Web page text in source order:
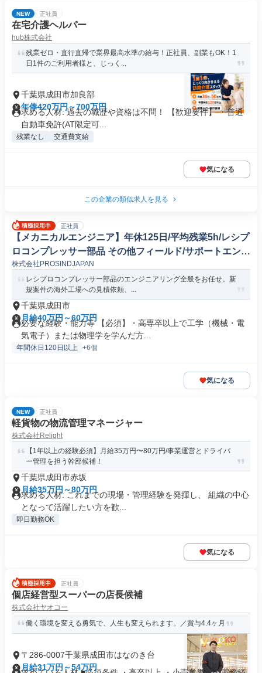
NEW 正社員
在宅介護ヘルパー
hub株式会社
残業ゼロ・直行直帰で業界最高水準の給与！正社員、副業もOK！1
日1件のご利用者様と、じっく...
千葉県成田市加良部
年俸420万円～700万円
求める人材: 過去の職歴や資格は不問！ 【歓迎要件】 ・普通
自動車免許(AT限定可...
残業なし 交通費支給
気になる
この企業の類似求人を見る
正社員
【メカニカルエンジニア】年休125日/平均残業5h/レシプ
ロコンプレッサー部品 その他フィールド/サポートエンジ
ニア(機械/電気/電子製品専門職)
株式会社PROSINDJAPAN
レシプロコンプレッサー部品のエンジニアリング全般をお任せ。新
規案件の海外工場への見積依頼、...
千葉県成田市
月給40万円～60万円
必要な経験・能力等 【必須】・高専卒以上で工学（機械・電
気電子）または物理学を学んだ方...
年間休日120日以上 +6個
気になる
NEW 正社員
軽貨物の物流管理マネージャー
株式会社Relight
【1年以上の経験必須】月給35万円〜80万円/事業運営とドライバ
ー管理を担う幹部候補！
千葉県成田市赤坂
月給35万円～80万円
求める人材: これまでの現場・管理経験を発揮し、 組織の中心
となって活躍したい方を歓...
即日勤務OK
気になる
正社員
個店経営型スーパーの店長候補
株式会社ヤオコー
働く環境を変える勇気で、人生も変えられます。／賞与4.4ヶ月
〒286-0007千葉県成田市はなのき台
月給31万円～54万円